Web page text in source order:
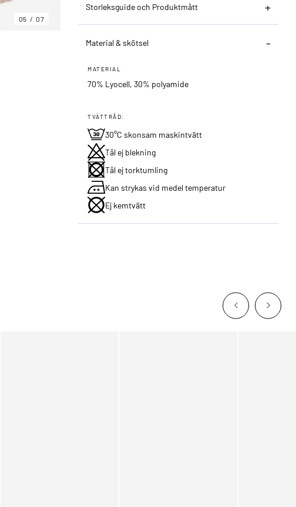
05 07
Storleksguide och Produktmått
Material & skötsel
MATERIAL
70% Lyocell, 30% polyamide
TVÄTTRÅD:
30°C skonsam maskintvätt
Tål ej blekning
Tål ej torktumling
Kan strykas vid medel temperatur
Ej kemtvätt